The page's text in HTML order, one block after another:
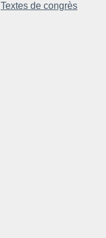
Textes de congrès